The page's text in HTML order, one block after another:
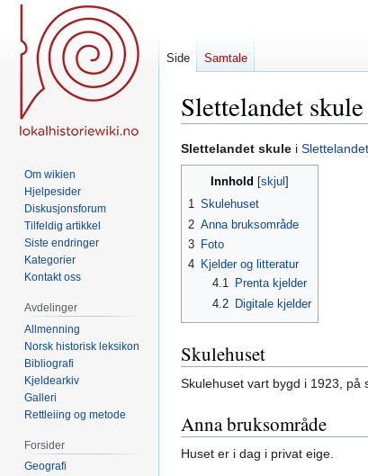
Slettelandet skule
Hopp
til
navigering
Hopp
til
Slettelandet skule i
Innhold
1 Skulehuset
2 Anna bruksområde
3 Foto
4 Kjelder og litteratur
4.1
Prenta kjelder
4.2
Digitale kjelder
Skulehuset
Skulehuset vart bygd i 1923, på
Anna bruksområde
Huset er i dag i privat eige.
Side Samtale
Om wikien
Hjelpesider
Diskusjonsforum
Tilfeldig artikkel
Siste endringer
Kategorier
Kontakt oss
Avdelinger
Allmenning
Norsk historisk leksikon
Bibliografi
Kjeldearkiv
Galleri
Rettleiing og metode
Forsider
Geografi